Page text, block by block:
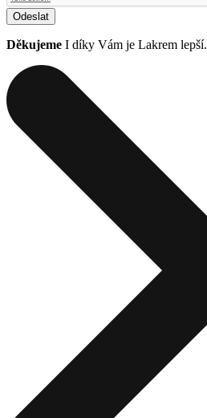
Odeslat
Děkujeme I díky Vám je Lakrem lepší.